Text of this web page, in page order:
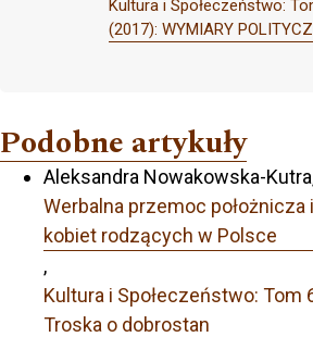
Kultura i Społeczeństwo:
(2017): WYMIARY
Podobne artykuły
Aleksandra Nowakowska-
Werbalna przemoc położnicza
kobiet rodzących w Polsce
,
Kultura i Społeczeństwo: Tom
Troska o dobrostan